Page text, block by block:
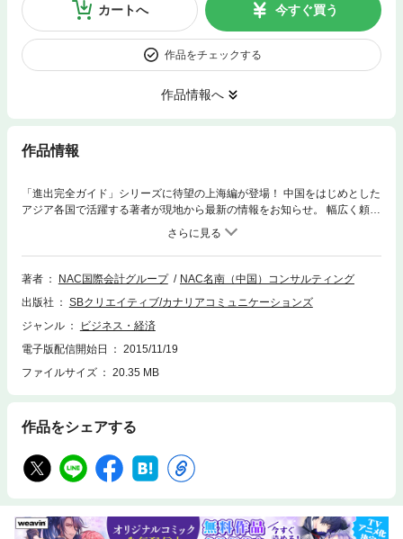
カートへ 今すぐ買う
作品をチェックする
作品情報へ
作品情報
「進出完全ガイド」シリーズに待望の上海編が登場！ 中国をはじめとした
アジア各国で活躍する著者が現地から最新の情報をお知らせ。 幅広く頼れ
著者 NAC国際会計グループ
NAC名南（中国）コンサルティング
出版社
SBクリエイティブ/カナリアコミュニケーションズ
ジャンル
ビジネス・経済
電子版配信開始日
2015/11/19
ファイルサイズ
20.35 MB
作品をシェアする